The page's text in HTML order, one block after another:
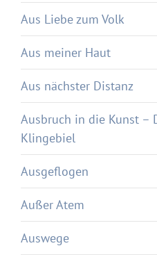
Aus Liebe zum Volk
Aus meiner Haut
Aus nächster Distanz
Ausbruch in die Kunst –
Klingebiel
Ausgeflogen
Außer Atem
Auswege